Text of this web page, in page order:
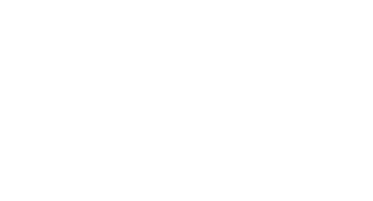
比崩溃。
什么